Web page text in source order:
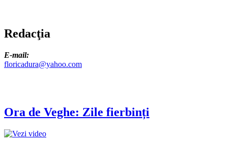
Redacţia
E-mail:
floricadura@yahoo.com
Ora de Veghe: Zile fierbinți